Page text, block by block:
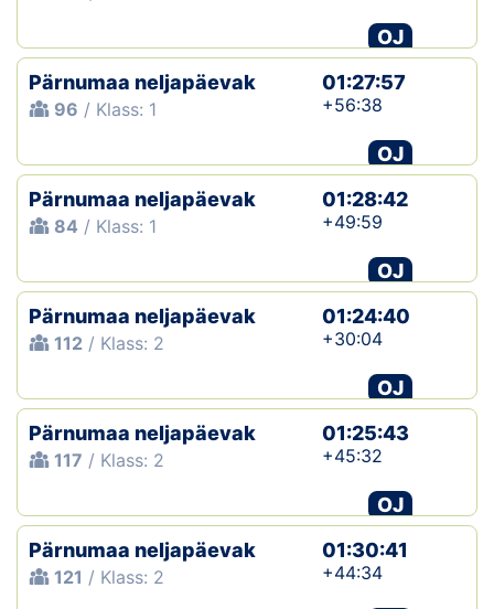
OJ
Pärnumaa neljapäevak
96 / Klass: 1
01:27:57
+56:38
OJ
Pärnumaa neljapäevak
84 / Klass: 1
01:28:42
+49:59
OJ
Pärnumaa neljapäevak
112 / Klass: 2
01:24:40
+30:04
OJ
Pärnumaa neljapäevak
117 / Klass: 2
01:25:43
+45:32
OJ
Pärnumaa neljapäevak
121 / Klass: 2
01:30:41
+44:34